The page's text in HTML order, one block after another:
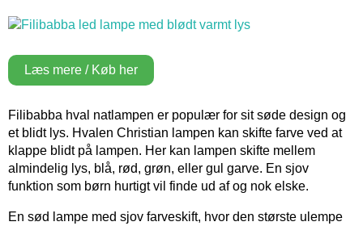
Læs mere / Køb her
Filibabba hval natlampen er populær for sit søde design og
et blidt lys. Hvalen Christian lampen kan skifte farve ved at
klappe blidt på lampen. Her kan lampen skifte mellem
almindelig lys, blå, rød, grøn, eller gul garve. En sjov
funktion som børn hurtigt vil finde ud af og nok elske.
En sød lampe med sjov farveskift, hvor den største ulempe